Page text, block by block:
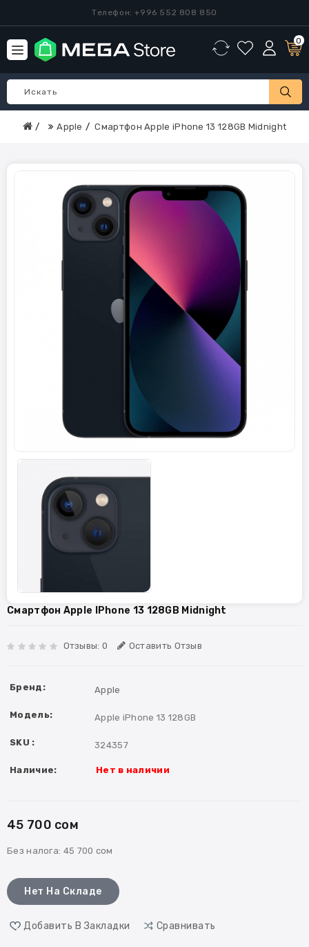
Телефон: +996 552 808 850
0
Apple Смартфон Apple iPhone 13 128GB Midnight
Смартфон Apple IPhone 13 128GB Midnight
Отзывы: 0 Оставить Отзыв
Бренд: Apple
Модель: Apple iPhone 13 128GB
SKU : 324357
Наличие: Нет в наличии
45 700 сом
Без налога: 45 700 сом
Нет На Складе
Добавить В Закладки Сравнивать